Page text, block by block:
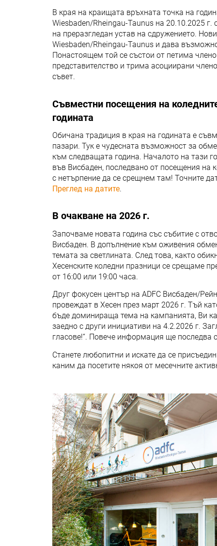
В края на краищата връхната точка на
Wiesbaden/Rheingau-Taunus на 20.10.2025 г.
на преразгледан устав на сдружението.
Wiesbaden/Rheingau-Taunus и дава
Понастоящем той се състои от петима
представителство и трима асоциирани
съвет.
Съвместни посещения на
годината
Обичана традиция в края на годината е
пазари. Тук е чудесната възможност за
към следващата година. Началото на тази
във Висбаден, последвано от посещения
с нетърпение да се срещнем там! Точните
Преглед на датите.
В очакване на 2026 г.
Започваме новата година със събитие с
Висбаден. В допълнение към оживения
темата за светлината. След това, както
Хесенските коледни празници се срещаме
от 16:00 или 19:00 часа.
Друг фокусен център на ADFC Висбаден/
провеждат в Хесен през март 2026 г. Тъй
бъде доминираща тема на кампанията, Ви
заедно с други инициативи на 4.2.2026 г.
гласове!“. Повече информация ще последва
Станете любопитни и искате да се
каним да посетите някоя от месечните